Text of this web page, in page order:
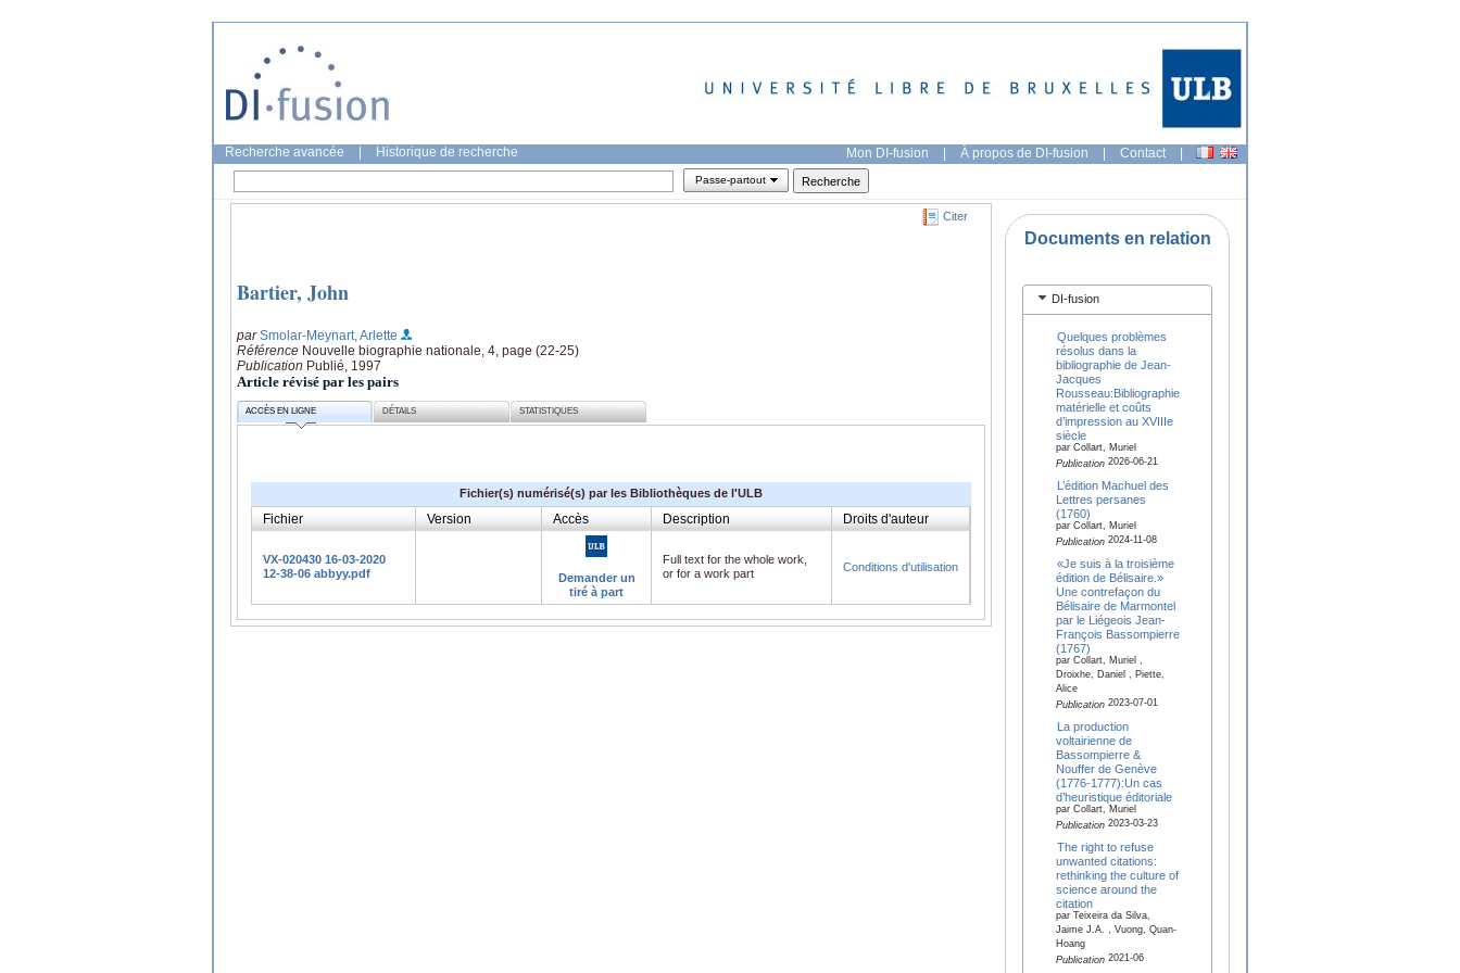
Recherche avancée Historique de recherche Mon DI-fusion | À propos de DI-fusion | Contact |
Passe-partout
Citer
Bartier, John
parSmolar-Meynart, Arlette
Référence Nouvelle biographie nationale, 4, page (22-25)
Publication Publié, 1997
Article révisé par les pairs
ACCÈS EN LIGNE DÉTAILS STATISTIQUES
Fichier(s) numérisé(s) par les Bibliothèques de l'ULB
Fichier Version Accès Description Droits d'auteur
VX-020430 16-03-2020
12-38-06 abbyy.pdf
Demander un
tiré à part
Full text for the whole work,
or for a work part
Conditions d'utilisation
Documents en relation
DI-fusion
Quelques problèmes
résolus dans la
bibliographie de Jean-
Jacques
Rousseau:Bibliographie
matérielle et coûts
d’impression au XVIIIe
siècle
par Collart, Muriel
Publication2026-06-21
L’édition Machuel des
Lettres persanes
(1760)
par Collart, Muriel
Publication2024-11-08
«Je suis à la troisième
édition de Bélisaire.»
Une contrefaçon du
Bélisaire de Marmontel
par le Liégeois Jean-
François Bassompierre
(1767)
par Collart, Muriel ,
Droixhe, Daniel , Piette,
Alice
Publication2023-07-01
La production
voltairienne de
Bassompierre &
Nouffer de Genève
(1776-1777):Un cas
d’heuristique éditoriale
par Collart, Muriel
Publication2023-03-23
The right to refuse
unwanted citations:
rethinking the culture of
science around the
citation
par Teixeira da Silva,
Jaime J.A. , Vuong, Quan-
Hoang
Publication2021-06